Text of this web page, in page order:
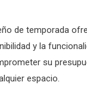
de temporada
y la
su
espacio.